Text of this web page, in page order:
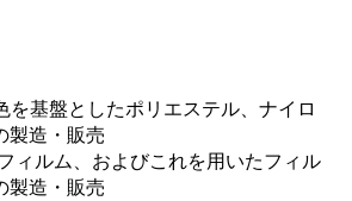
を基盤としたポリエステル、ナイロ
製造・販売
、およびこれを用いたフィル
製造・販売